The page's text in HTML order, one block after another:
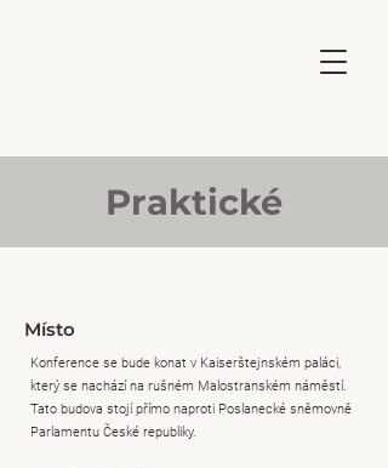
Praktické
Místo
Konference se bude konat v Kaiserštejnském paláci,
který se nachází na rušném Malostranském náměstí.
Tato budova stojí přímo naproti Poslanecké sněmovně
Parlamentu České republiky.